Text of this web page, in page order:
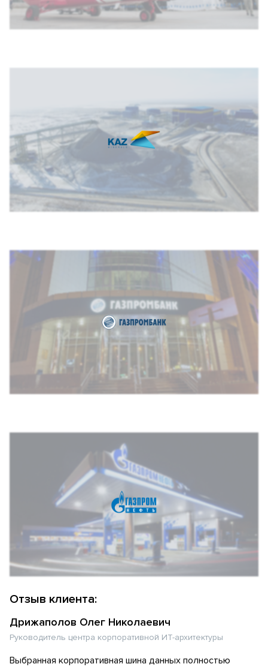
Отзыв клиента:
Дрижаполов Олег Николаевич
Руководитель центра корпоративной ИТ-архитектуры
Выбранная корпоративная шина данных полностью